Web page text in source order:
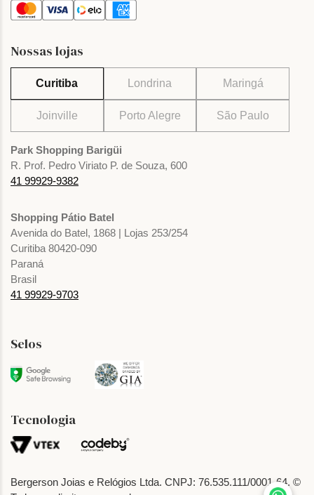
Nossas lojas
Curitiba Londrina Maringá
Joinville Porto Alegre São Paulo
Park Shopping Barigüi
R. Prof. Pedro Viriato P. de Souza, 600
41 99929-9382
Shopping Pátio Batel
Avenida do Batel, 1868 | Lojas 253/254
Curitiba 80420-090
Paraná
Brasil
41 99929-9703
Bergerson Joias e Relógios Ltda. CNPJ: 76.535.111/0001-64. ©
Selos
Tecnologia